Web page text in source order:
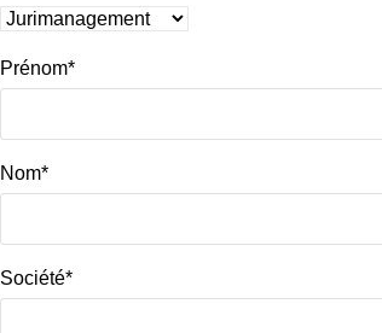
Prénom*
Nom*
Société*